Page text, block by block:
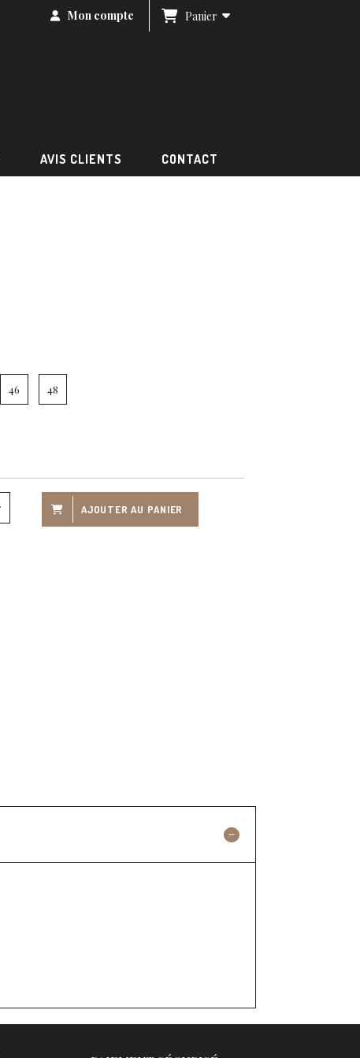
Mon compte Panier
AVIS CLIENTS CONTACT
46 48
AJOUTER AU PANIER